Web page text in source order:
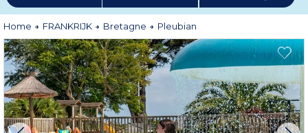
Home FRANKRIJK Bretagne Pleubian